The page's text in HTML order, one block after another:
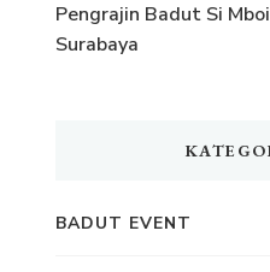
Pengrajin Badut Si
Surabaya
BADUT EVENT